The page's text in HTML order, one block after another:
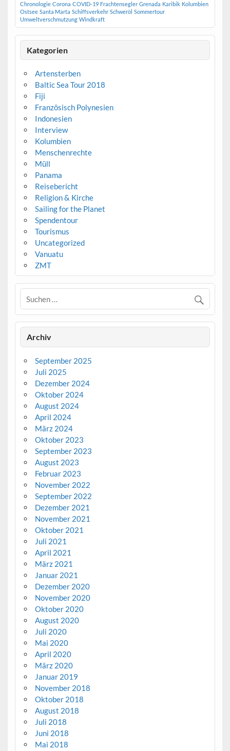
Chronologie Corona COVID-19 Frachtensegler Grenada Karibik Kolumbien
Ostsee Santa Marta Schiffsverkehr Schweröl Sommertour
Umweltverschmutzung Windkraft
Kategorien
Artensterben
Baltic Sea Tour 2018
Fiji
Französisch Polynesien
Indonesien
Interview
Kolumbien
Menschenrechte
Müll
Panama
Reisebericht
Religion & Kirche
Sailing for the Planet
Spendentour
Tourismus
Uncategorized
Vanuatu
ZMT
Archiv
September 2025
Juli 2025
Dezember 2024
Oktober 2024
August 2024
April 2024
März 2024
Oktober 2023
September 2023
August 2023
Februar 2023
November 2022
September 2022
Dezember 2021
November 2021
Oktober 2021
Juli 2021
April 2021
März 2021
Januar 2021
Dezember 2020
November 2020
Oktober 2020
August 2020
Juli 2020
Mai 2020
April 2020
März 2020
Januar 2019
November 2018
Oktober 2018
August 2018
Juli 2018
Juni 2018
Mai 2018